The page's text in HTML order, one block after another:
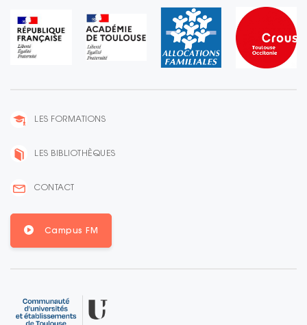
LES FORMATIONS
LES BIBLIOTHÈQUES
CONTACT
Campus FM